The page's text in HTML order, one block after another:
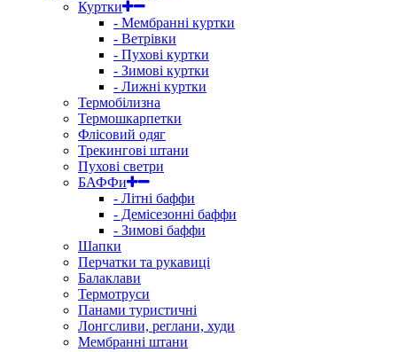
Куртки
- Мембранні куртки
- Ветрівки
- Пухові куртки
- Зимові куртки
- Лижні куртки
Термобілизна
Термошкарпетки
Флісовий одяг
Трекингові штани
Пухові светри
БАФФи
- Літні баффи
- Демісезонні баффи
- Зимові баффи
Шапки
Перчатки та рукавиці
Балаклави
Термотруси
Панами туристичні
Лонгсливи, реглани, худи
Мембранні штани